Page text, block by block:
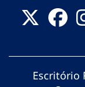
Escritório